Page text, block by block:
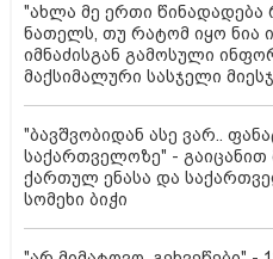
"ახლა მე ერთი წინადადება
ნათელს, თუ რატომ იყო ნია
იმნაძისგან გამოსული
მაქსიმალური სასჯელი
"ბავშვობიდან ასე ვარ..
საქართველოზე" - გაიცანით
ქართულ ენასა და
სომეხი ბიჭი